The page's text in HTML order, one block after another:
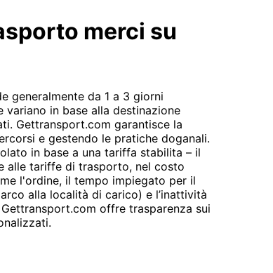
merci su
generalmente da 1 a 3 giorni
in base alla destinazione
Gettransport.com garantisce la
e gestendo le pratiche doganali.
in base a una tariffa stabilita – il
alle tariffe di trasporto, nel costo
l'ordine, il tempo impiegato per il
alla località di carico) e l’inattività
offre trasparenza sui